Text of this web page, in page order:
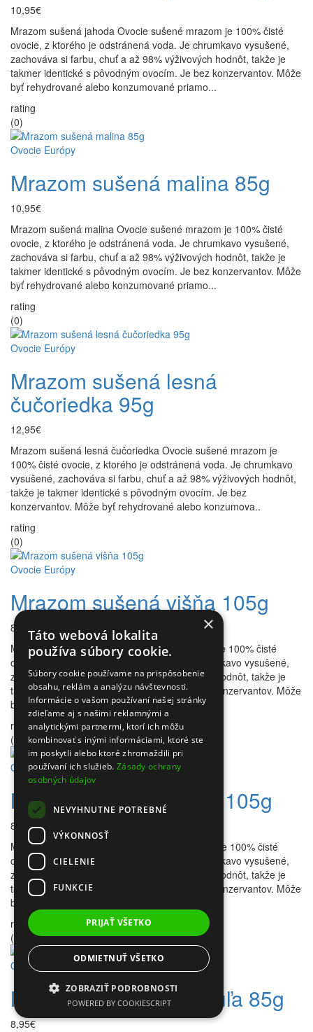
10,95€
Mrazom sušená jahoda Ovocie sušené mrazom je 100% čisté
ovocie, z ktorého je odstránená voda. Je chrumkavo vysušené,
zachováva si farbu, chuť a až 98% výživových hodnôt, takže je
takmer identické s pôvodným ovocím. Je bez konzervantov. Môže
byť rehydrované alebo konzumované priamo...
rating
(0)
Ovocie Európy
Mrazom sušená malina 85g
10,95€
Mrazom sušená malina Ovocie sušené mrazom je 100% čisté
ovocie, z ktorého je odstránená voda. Je chrumkavo vysušené,
zachováva si farbu, chuť a až 98% výživových hodnôt, takže je
takmer identické s pôvodným ovocím. Je bez konzervantov. Môže
byť rehydrované alebo konzumované priamo...
rating
(0)
Ovocie Európy
Mrazom sušená lesná
čučoriedka 95g
12,95€
Mrazom sušená lesná čučoriedka Ovocie sušené mrazom je
100% čisté ovocie, z ktorého je odstránená voda. Je chrumkavo
vysušené, zachováva si farbu, chuť a až 98% výživových hodnôt,
takže je takmer identické s pôvodným ovocím. Je bez
konzervantov. Môže byť rehydrované alebo konzumova..
rating
(0)
Ovocie Európy
Mrazom sušená višňa 105g
8,95€
Mrazom sušená višňa Ovocie sušené mrazom je 100% čisté
ovocie, z ktorého je odstránená voda. Je chrumkavo vysušené,
zachováva si farbu, chuť a až 98% výživových hodnôt, takže je
takmer identické s pôvodným ovocím. Je bez konzervantov. Môže
byť rehydrované alebo konzumované priamo. ..
rating
(0)
Ovocie Európy
Mrazom sušená slivka 105g
8,95€
Mrazom sušená slivka Ovocie sušené mrazom je 100% čisté
ovocie, z ktorého je odstránená voda. Je chrumkavo vysušené,
zachováva si farbu, chuť a až 98% výživových hodnôt, takže je
takmer identické s pôvodným ovocím. Je bez konzervantov. Môže
byť rehydrované alebo konzumované priamo...
rating
(0)
Ovocie Európy
Mrazom sušená marhuľa 85g
8,95€
×
Táto webová lokalita
používa súbory cookie.
Súbory cookie používame na prispôsobenie
obsahu, reklám a analýzu návštevnosti.
Informácie o vašom používaní našej stránky
zdieľame aj s našimi reklamnými a
analytickými partnermi, ktorí ich môžu
kombinovať s inými informáciami, ktoré ste
im poskytli alebo ktoré zhromaždili pri
používaní ich služieb. Zásady ochrany
osobných údajov
NEVYHNUTNE POTREBNÉ
VÝKONNOSŤ
CIELENIE
FUNKCIE
PRIJAŤ VŠETKO
ODMIETNUŤ VŠETKO
ZOBRAZIŤ PODROBNOSTI
POWERED BY COOKIESCRIPT